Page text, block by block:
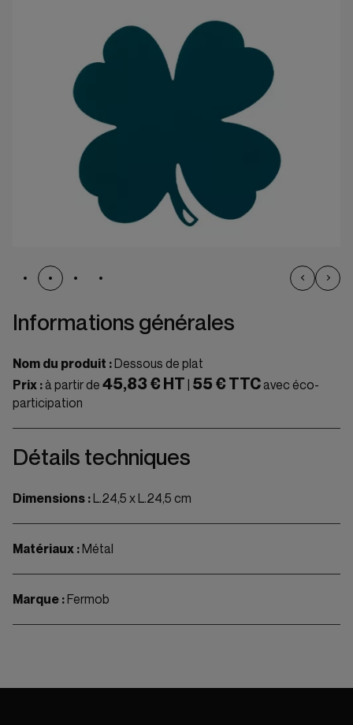
Informations générales
Nom du produit :Dessous de plat
Prix : à partir de 45,83 € HT 55 € TTC avec éco-
participation
Détails techniques
Dimensions :L.24,5 x L.24,5 cm
Matériaux :Métal
Marque :Fermob